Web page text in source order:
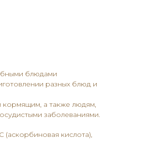
блюдами
разных блюд и
а также людям,
заболеваниями.
кислота),